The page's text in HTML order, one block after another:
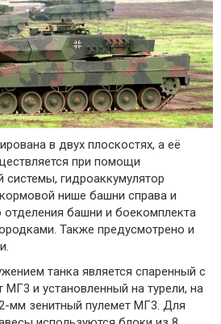
в двух плоскостях, а её
при помощи
системы, гидроаккумулятор
нише башни справа и
башни и боекомплекта
Также предусмотрено и
танка является спаренный с
и установленный на турели, на
мм зенитный пулемет МГ3. Для